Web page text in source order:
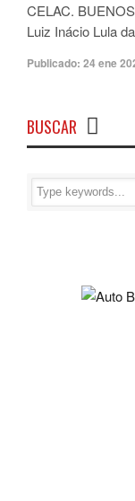
CELAC.
Luiz Inácio Lula
Publicado: 24 ene
BUSCAR